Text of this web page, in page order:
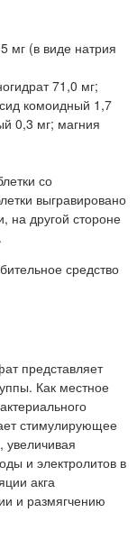
мг (в виде натрия
71,0 мг;
комоидный 1,7
0,3 мг; магния
со
выгравировано
на другой стороне
средство
представляет
Как местное
стимулирующее
увеличивая
и электролитов в
акга
и размягчению